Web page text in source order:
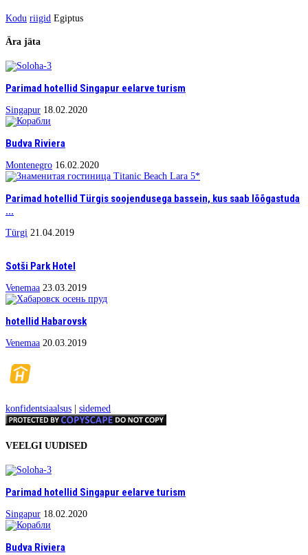
Kodu riigid Egiptus
Ära jäta
Parimad hotellid Singapur eelarve turism
Singapur 18.02.2020
Budva Riviera
Montenegro 16.02.2020
Parimad hotellid Türgis soojendusega bassein, kus saab lõõgastuda
...
Türgi 21.04.2019
Sotši Park Hotel
Venemaa 23.03.2019
hotellid Habarovsk
Venemaa 20.03.2019
konfidentsiaalsus | sidemed
VEELGI UUDISED
Parimad hotellid Singapur eelarve turism
Singapur 18.02.2020
Budva Riviera